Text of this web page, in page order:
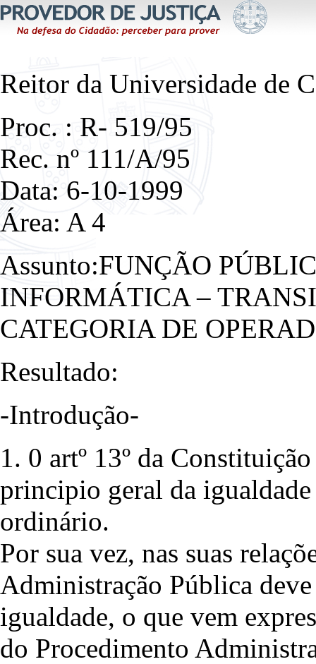
Reitor da Universidade de
Proc. : R- 519/95
Rec. nº 111/A/95
Data: 6-10-1999
Área: A 4
Assunto:FUNÇÃO
INFORMÁTICA –
CATEGORIA DE
Resultado:
-Introdução-
1. 0 artº 13º da
principio geral da
ordinário.
Por sua vez, nas suas
Administração Pública
igualdade, o que vem
do Procedimento